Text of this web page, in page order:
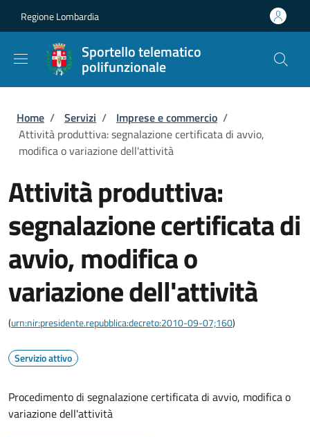
Regione Lombardia
Sportello telematico
polifunzionale
Briciole di pane
Home / Servizi / Imprese e commercio /
Attività produttiva: segnalazione certificata di avvio,
modifica o variazione dell'attività
Attività produttiva:
segnalazione certificata di
avvio, modifica o
variazione dell'attività
(urn:nir:presidente.repubblica:decreto:2010-09-07;160)
Servizio attivo
Procedimento di segnalazione certificata di avvio, modifica o
variazione dell'attività